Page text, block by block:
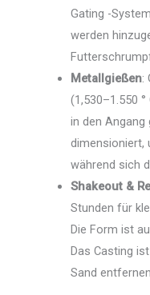
Gating -
werden
Metallgießen:
(1,530–1.550
in den
dimensioniert,
während sich
Shakeout &
Stunden für
Die Form ist
Das Casting
Sand